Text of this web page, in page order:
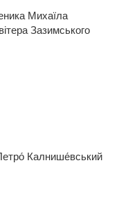
Михаїла
Зазимського
Калнише́вський